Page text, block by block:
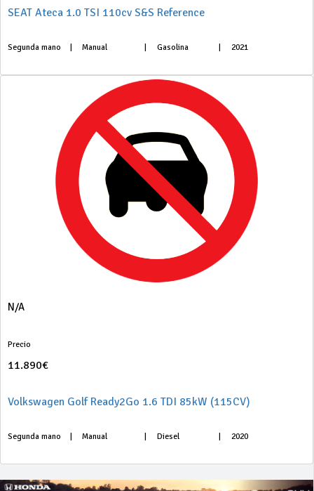
SEAT Ateca 1.0 TSI 110cv S&S Reference
Segunda mano Manual Gasolina 2021
N/A
Precio
11.890€
Volkswagen Golf Ready2Go 1.6 TDI 85kW (115CV)
Segunda mano Manual Diesel 2020